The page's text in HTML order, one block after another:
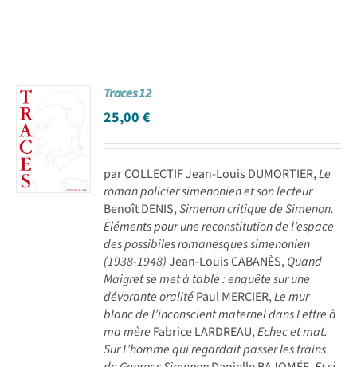
Traces 12
25,00€
par COLLECTIF Jean-Louis DUMORTIER,Le
roman policier simenonien et son lecteur
Benoît DENIS,Simenon critique de Simenon.
Eléments pour une reconstitution de l’espace
des possibiles romanesques simenonien
(1938-1948)Jean-Louis CABANÈS,Quand
Maigret se met à table : enquête sur une
dévorante oralitéPaul MERCIER,Le mur
blanc de l’inconscient maternel dans Lettre à
ma mère Fabrice LARDREAU,Echec et mat.
Sur L’homme qui regardait passer les trains